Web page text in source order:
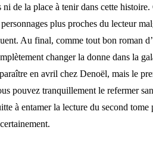
ni de la place à tenir dans cette
plus proches du lecteur
Au final, comme tout bon roman
changer la donne dans la
en avril chez Denoël, mais le
pouvez tranquillement le refermer
à entamer la lecture du second tome